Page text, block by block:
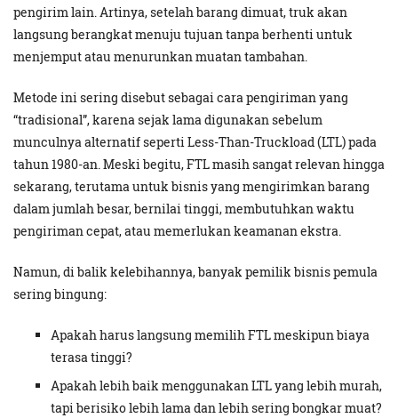
pengirim lain. Artinya, setelah barang dimuat, truk akan
langsung berangkat menuju tujuan tanpa berhenti untuk
menjemput atau menurunkan muatan tambahan.
Metode ini sering disebut sebagai cara pengiriman yang
“tradisional”, karena sejak lama digunakan sebelum
munculnya alternatif seperti Less-Than-Truckload (LTL) pada
tahun 1980-an. Meski begitu, FTL masih sangat relevan hingga
sekarang, terutama untuk bisnis yang mengirimkan barang
dalam jumlah besar, bernilai tinggi, membutuhkan waktu
pengiriman cepat, atau memerlukan keamanan ekstra.
Namun, di balik kelebihannya, banyak pemilik bisnis pemula
sering bingung:
Apakah harus langsung memilih FTL meskipun biaya
terasa tinggi?
Apakah lebih baik menggunakan LTL yang lebih murah,
tapi berisiko lebih lama dan lebih sering bongkar muat?